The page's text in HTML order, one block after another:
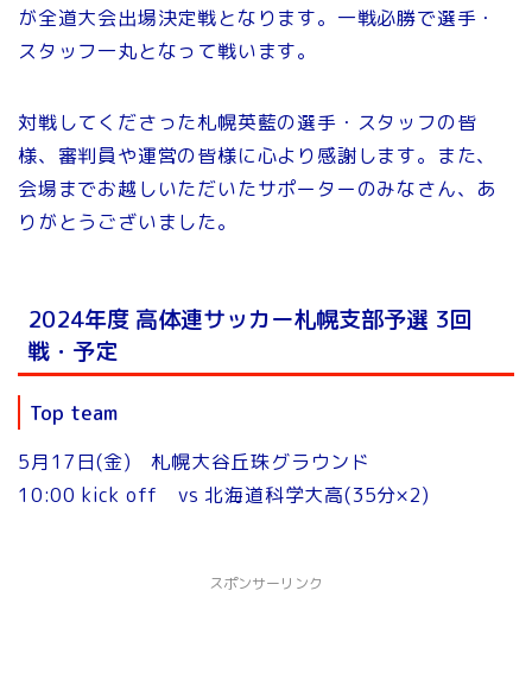
が全道大会出場決定戦となります。一戦必勝で選手・
スタッフ一丸となって戦います。
対戦してくださった札幌英藍の選手・スタッフの皆
様、審判員や運営の皆様に心より感謝します。また、
会場までお越しいただいたサポーターのみなさん、あ
りがとうございました。
2024年度 高体連サッカー札幌支部予選 3回
戦・予定
Top team
5月17日(金) 札幌大谷丘珠グラウンド
10:00 kick off vs 北海道科学大高(35分×2)
スポンサーリンク